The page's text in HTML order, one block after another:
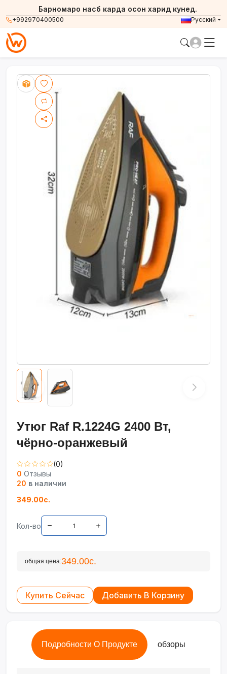
+992970400500
Барномаро насб карда осон харид кунед.
Русский
Утюг Raf R.1224G 2400 Вт,
чёрно-оранжевый
(0)
0 Отзывы
20 в наличии
349.00с.
Кол-во
общая цена:349.00с.
Купить Сейчас Добавить В Корзину
Подробности О Продукте обзоры